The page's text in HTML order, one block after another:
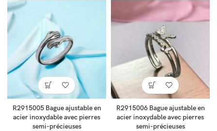
R2915005 Bague ajustable en
acier inoxydable avec pierres
semi-précieuses
R2915006 Bague ajustable en
acier inoxydable avec pierres
semi-précieuses